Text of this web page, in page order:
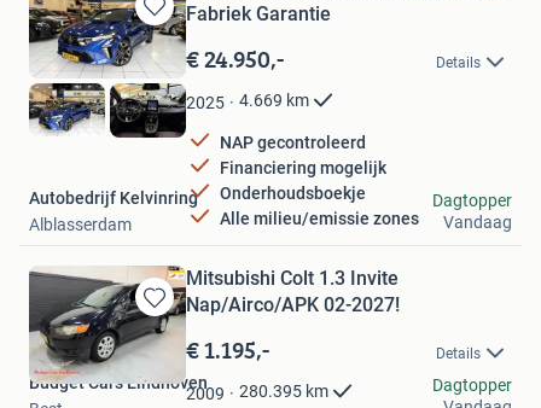
Bewaren
in
Mijn
Favorieten
Fabriek Garantie
€ 24.950,- Details
2025 4.669 km
NAP gecontroleerd
Financiering mogelijk
Onderhoudsboekje
Alle milieu/emissie zones
Autobedrijf Kelvinring
Alblasserdam
Dagtopper
Vandaag
Bewaren
in
Mijn
Favorieten
Mitsubishi Colt 1.3 Invite
Nap/Airco/APK 02-2027!
€ 1.195,- Details
2009 280.395 km
Budget Cars Eindhoven
Dagtopper